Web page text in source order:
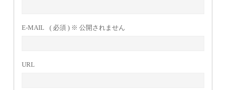
E-MAIL ( 必須 ) ※ 公開されません
URL